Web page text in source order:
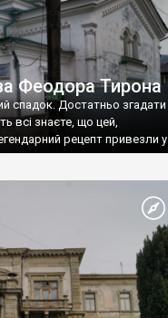
Феодора Тирона
спадок. Достатньо згадати
всі знаєте, що цей,
рецепт привезли у